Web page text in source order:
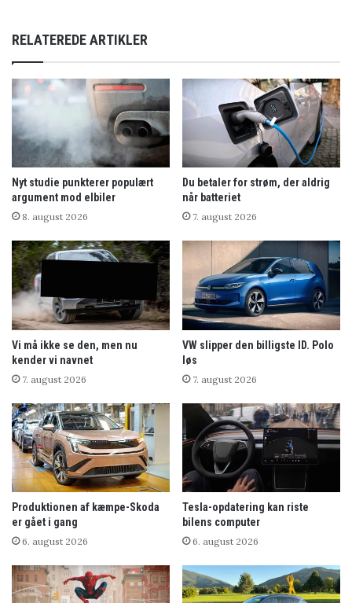
RELATEREDE ARTIKLER
Nyt studie punkterer populært
argument mod elbiler
8. august 2026
Du betaler for strøm, der aldrig
når batteriet
7. august 2026
Vi må ikke se den, men nu
kender vi navnet
7. august 2026
VW slipper den billigste ID. Polo
løs
7. august 2026
Produktionen af kæmpe-Skoda
er gået i gang
6. august 2026
Tesla-opdatering kan riste
bilens computer
6. august 2026